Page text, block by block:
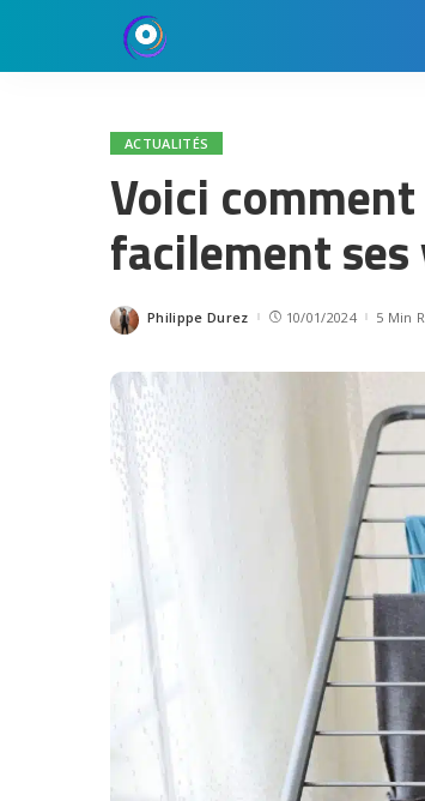
ACTUALITÉS
Voici
facilement
Posted
Philippe Durez 10/01/2024 5 Min